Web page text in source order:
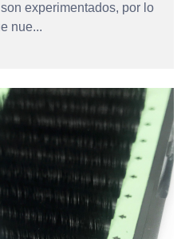
experimentados, por lo
nue...